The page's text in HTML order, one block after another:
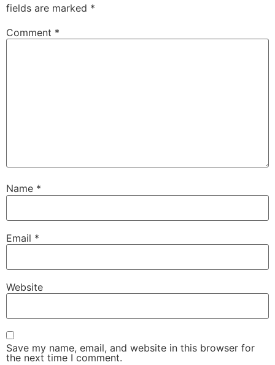
fields are marked *
Comment *
Name *
Email *
Website
Save my name, email, and website in this browser for
the next time I comment.